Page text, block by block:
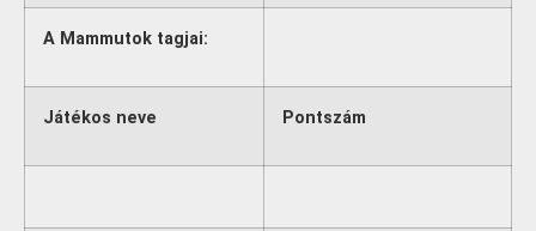
A Mammutok tagjai:
Játékos neve Pontszám